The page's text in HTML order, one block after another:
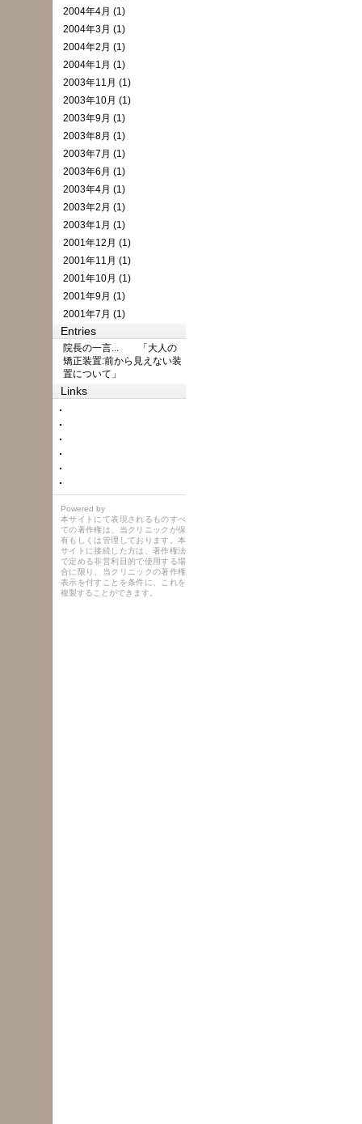
2004年4月 (1)
2004年3月 (1)
2004年2月 (1)
2004年1月 (1)
2003年11月 (1)
2003年10月 (1)
2003年9月 (1)
2003年8月 (1)
2003年7月 (1)
2003年6月 (1)
2003年4月 (1)
2003年2月 (1)
2003年1月 (1)
2001年12月 (1)
2001年11月 (1)
2001年10月 (1)
2001年9月 (1)
2001年7月 (1)
Entries
院長の一言... 「大人の
矯正装置:前から見えない装
置について」
Links
Powered by
本サイトにて表現されるものすべ
ての著作権は、当クリニックが保
有もしくは管理しております。本
サイトに接続した方は、著作権法
で定める非営利目的で使用する場
合に限り、当クリニックの著作権
表示を付すことを条件に、これを
複製することができます。